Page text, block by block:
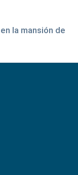
la mansión de